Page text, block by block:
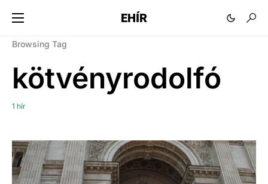
EHÍR
Browsing Tag
kötvényrodolfó
1 hír